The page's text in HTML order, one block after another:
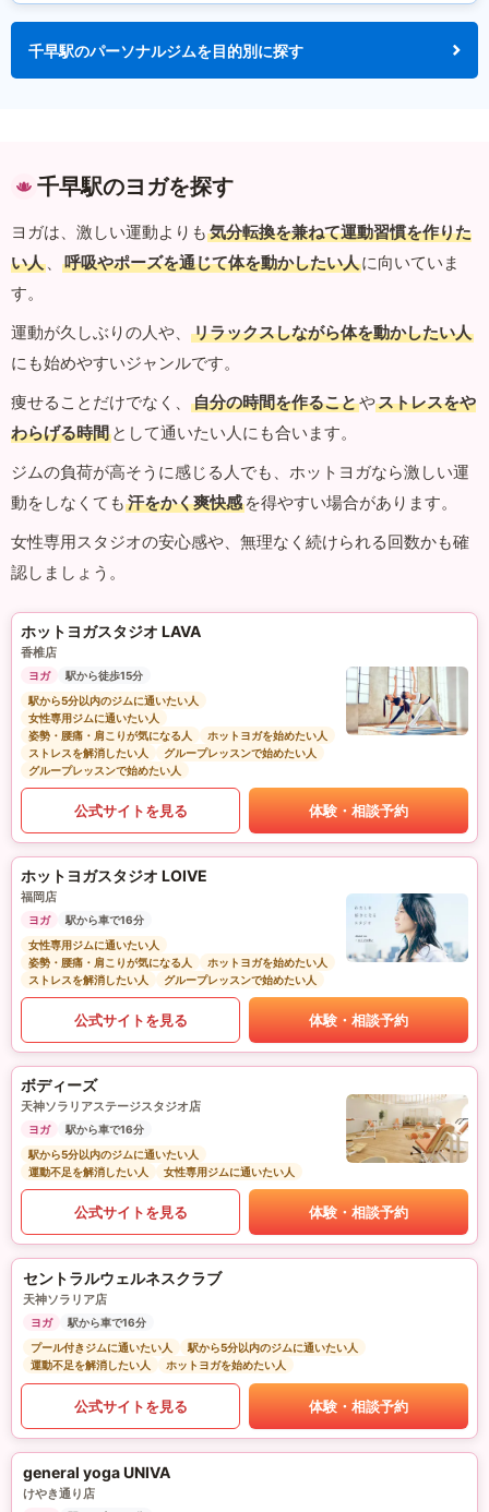
千早駅のパーソナルジムを目的別に探す
千早駅のヨガを探す
ヨガは、激しい運動よりも 気分転換を兼ねて運動習慣を作りた
い人 、 呼吸やポーズを通じて体を動かしたい人に向いていま
す。
運動が久しぶりの人や、
リラックスしながら体を動かしたい人
にも始めやすいジャンルです。
痩せることだけでなく、
自分の時間を作ることやストレスをや
わらげる時間 として通いたい人にも合います。
ジムの負荷が高そうに感じる人でも、ホットヨガなら激しい運
動をしなくても 汗をかく爽快感 を得やすい場合があります。
女性専用スタジオの安心感や、無理なく続けられる回数かも確
認しましょう。
ホットヨガスタジオ LAVA
香椎店
ヨガ
駅から徒歩15分
駅から5分以内のジムに通いたい人
女性専用ジムに通いたい人
姿勢・腰痛・肩こりが気になる人
ホットヨガを始めたい人
ストレスを解消したい人
グループレッスンで始めたい人
グループレッスンで始めたい人
公式サイトを見る 体験・相談予約
ホットヨガスタジオ LOIVE
福岡店
ヨガ
駅から車で16分
女性専用ジムに通いたい人
姿勢・腰痛・肩こりが気になる人
ホットヨガを始めたい人
ストレスを解消したい人
グループレッスンで始めたい人
公式サイトを見る 体験・相談予約
ボディーズ
天神ソラリアステージスタジオ店
ヨガ
駅から車で16分
駅から5分以内のジムに通いたい人
運動不足を解消したい人
女性専用ジムに通いたい人
公式サイトを見る 体験・相談予約
セントラルウェルネスクラブ
天神ソラリア店
ヨガ
駅から車で16分
プール付きジムに通いたい人
駅から5分以内のジムに通いたい人
運動不足を解消したい人
ホットヨガを始めたい人
公式サイトを見る 体験・相談予約
general yoga UNIVA
けやき通り店